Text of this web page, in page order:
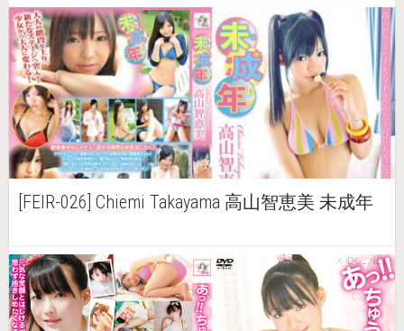
[FEIR-026] Chiemi Takayama 高山智恵美 未成年